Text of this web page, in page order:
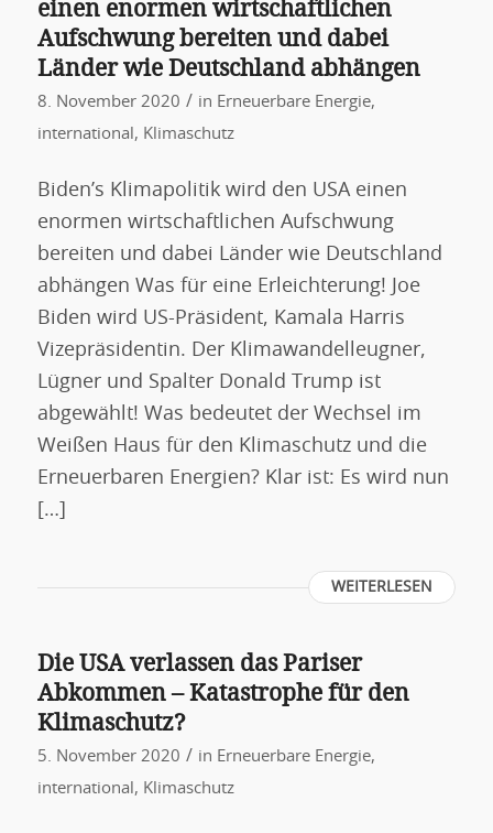
einen enormen wirtschaftlichen
Aufschwung bereiten und dabei
Länder wie Deutschland abhängen
8. November 2020 / in Erneuerbare Energie,
international , Klimaschutz
Biden’s Klimapolitik wird den USA einen
enormen wirtschaftlichen Aufschwung
bereiten und dabei Länder wie Deutschland
abhängen Was für eine Erleichterung! Joe
Biden wird US-Präsident, Kamala Harris
Vizepräsidentin. Der Klimawandelleugner,
Lügner und Spalter Donald Trump ist
abgewählt! Was bedeutet der Wechsel im
Weißen Haus für den Klimaschutz und die
Erneuerbaren Energien? Klar ist: Es wird nun
[…]
WEITERLESEN
Die USA verlassen das Pariser
Abkommen – Katastrophe für den
Klimaschutz?
5. November 2020 / in Erneuerbare Energie,
international , Klimaschutz